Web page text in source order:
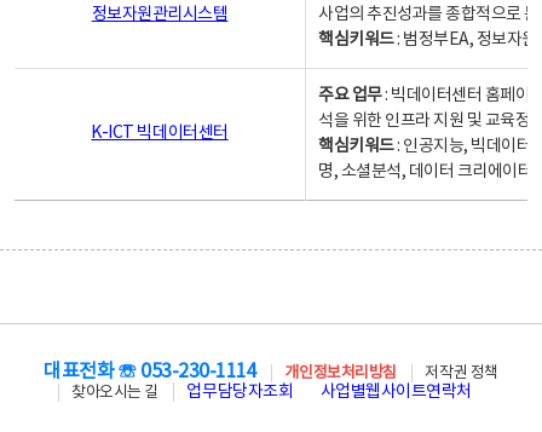
정보자원관리시스템
사업의 추진성과를 종합적으로
핵심키워드: 범정부EA, 정보자
K-ICT 빅데이터센터
주요 업무: 빅데이터센터 홈페이
석을 위한 인프라 지원 및 교육정
핵심키워드: 인공지능, 빅데이터,
명, 소셜분석, 데이터 크리에이터
대표전화 ☏ 053-230-1114 개인정보처리방침
저작권 정책
찾아오시는 길
업무담당자조회 사업별웹사이트연락처